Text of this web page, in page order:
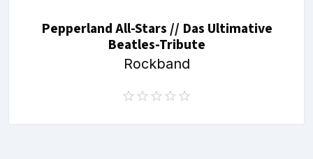
Pepperland All-Stars // Das Ultimative
Beatles-Tribute
Rockband